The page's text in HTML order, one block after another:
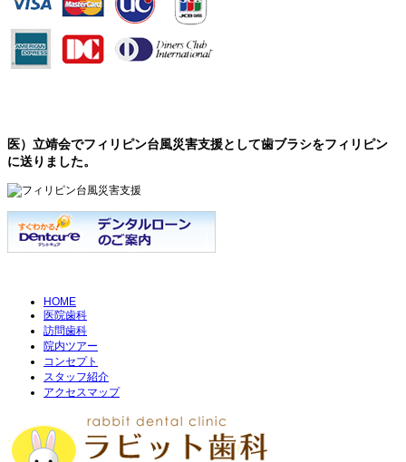
医）立靖会でフィリピン台風災害支援として歯ブラシをフィリピン
に送りました。
HOME
医院歯科
訪問歯科
院内ツアー
コンセプト
スタッフ紹介
アクセスマップ